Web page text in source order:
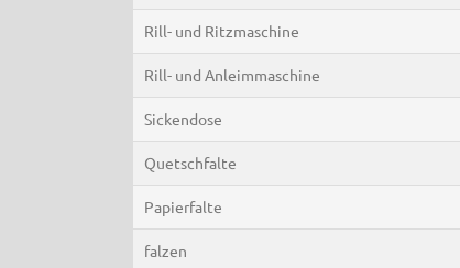
Rill- und Ritzmaschine
Rill- und Anleimmaschine
Sickendose
Quetschfalte
Papierfalte
falzen